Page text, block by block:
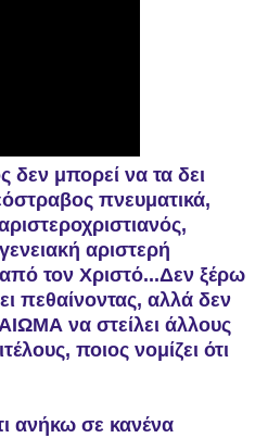
μπορεί να τα δει
πνευματικά,
αριστερή
τον Χριστό...Δεν ξέρω
πεθαίνοντας, αλλά δεν
να στείλει άλλους
ποιος νομίζει ότι
ανήκω σε κανένα